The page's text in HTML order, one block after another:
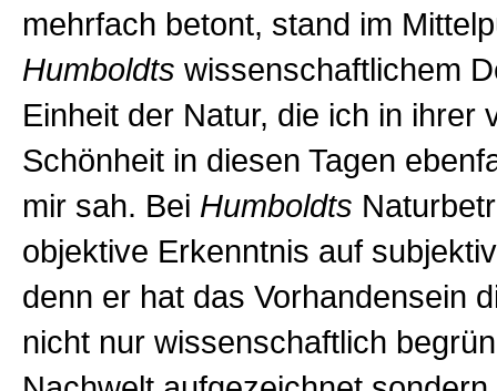
mehrfach betont, stand im
Humboldts wissenschaftlichem
Einheit der Natur, die ich in ihrer
Schönheit in diesen Tagen
mir sah. Bei Humboldts
objektive Erkenntnis auf
denn er hat das Vorhandensein
nicht nur wissenschaftlich